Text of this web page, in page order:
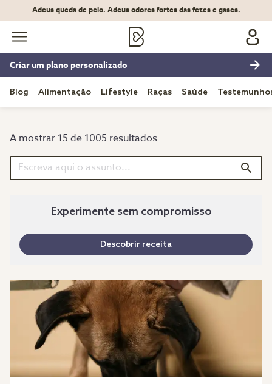
Adeus queda de pelo. Adeus odores fortes das fezes e gases.
Criar um plano personalizado
Blog Alimentação Lifestyle Raças Saúde
A mostrar 15 de 1005 resultados
Experimente sem compromisso
Descobrir receita